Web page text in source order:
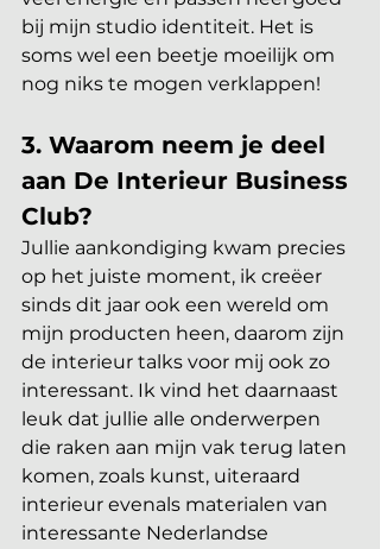
bij mijn studio identiteit. Het is
soms wel een beetje moeilijk om
nog niks te mogen verklappen!
3. Waarom neem je deel
aan De Interieur Business
Club?
Jullie aankondiging kwam precies
op het juiste moment, ik creëer
sinds dit jaar ook een wereld om
mijn producten heen, daarom zijn
de interieur talks voor mij ook zo
interessant. Ik vind het daarnaast
leuk dat jullie alle onderwerpen
die raken aan mijn vak terug laten
komen, zoals kunst, uiteraard
interieur evenals materialen van
interessante Nederlandse